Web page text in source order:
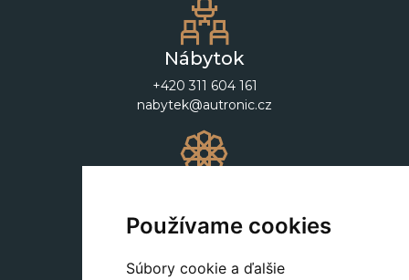
Používame cookies
Súbory cookie a ďalšie
Nábytok
+420 311 604 161
nabytek@autronic.cz
+420 311 604 182
dekorace@autronic.cz